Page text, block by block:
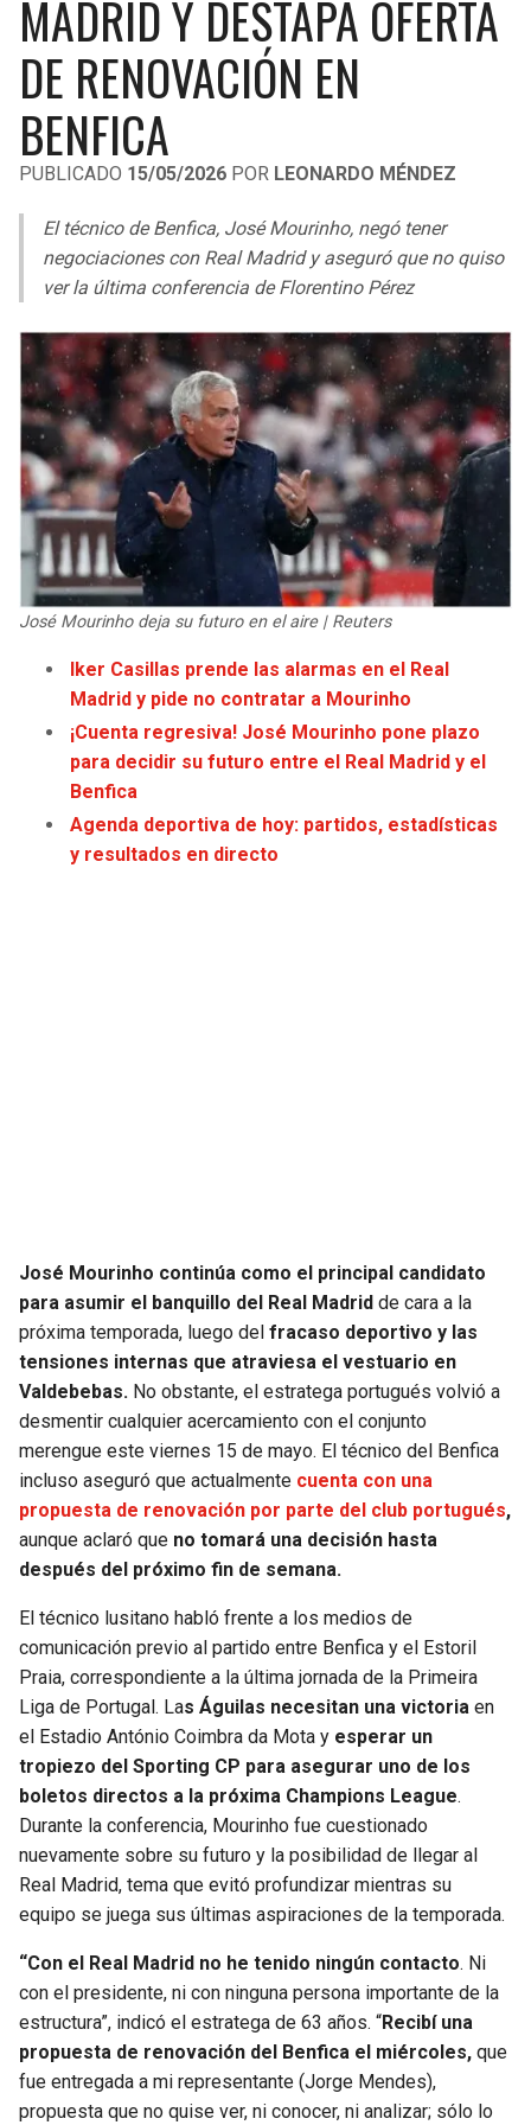
LIGA DE EXPANSIÓN MX
LEAGUES CUP
UEFA EUROPA LEAGUE
UEFA CONFERENCE LEAGUE
MLS
COPA LIBERTADORES
COPA SUDAMERICANA
LIGA BETPLAY
OTRAS LIGAS
RAIDERS
CHARGERS
RAVENS
STEELERS
TEXANS
COLTS
JAGUARS
TITANS
COWBOYS
GIANTS
EAGLES
COMMANDERS
PACKERS
VIKINGS
FALCONS
PANTHERS
SAINTS
CAVALIERS
PISTONS
PACERS
HORNETS
HEAT
MAGIC
WIZARDS
WARRIORS
CLIPPERS
LAKERS
SUNS
KINGS
TIMBERWOLVES
THUNDER
TRAIL BLAZERS
JAZZ
MADRID Y DESTAPA OFERTA
DE RENOVACIÓN EN
BENFICA
PUBLICADO 15/05/2026 POR LEONARDO MÉNDEZ
El técnico de Benfica, José Mourinho, negó tener
negociaciones con Real Madrid y aseguró que no quiso
ver la última conferencia de Florentino Pérez
José Mourinho deja su futuro en el aire | Reuters
Iker Casillas prende las alarmas en el Real
Madrid y pide no contratar a Mourinho
¡Cuenta regresiva! José Mourinho pone plazo
para decidir su futuro entre el Real Madrid y el
Benfica
Agenda deportiva de hoy: partidos, estadísticas
y resultados en directo
José Mourinho continúa como el principal candidato
para asumir el banquillo del Real Madrid de cara a la
próxima temporada, luego del fracaso deportivo y las
tensiones internas que atraviesa el vestuario en
Valdebebas. No obstante, el estratega portugués volvió a
desmentir cualquier acercamiento con el conjunto
merengue este viernes 15 de mayo. El técnico del Benfica
incluso aseguró que actualmente cuenta con una
propuesta de renovación por parte del club portugués,
aunque aclaró que no tomará una decisión hasta
después del próximo fin de semana.
El técnico lusitano habló frente a los medios de
comunicación previo al partido entre Benfica y el Estoril
Praia, correspondiente a la última jornada de la Primeira
Liga de Portugal. Las Águilas necesitan una victoria en
el Estadio António Coimbra da Mota y esperar un
tropiezo del Sporting CP para asegurar uno de los
boletos directos a la próxima Champions League.
Durante la conferencia, Mourinho fue cuestionado
nuevamente sobre su futuro y la posibilidad de llegar al
Real Madrid, tema que evitó profundizar mientras su
equipo se juega sus últimas aspiraciones de la temporada.
“Con el Real Madrid no he tenido ningún contacto. Ni
con el presidente, ni con ninguna persona importante de la
estructura”, indicó el estratega de 63 años. “Recibí una
propuesta de renovación del Benfica el miércoles, que
fue entregada a mi representante (Jorge Mendes),
propuesta que no quise ver, ni conocer, ni analizar; sólo lo